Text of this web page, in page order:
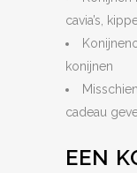
cavia’s,
konijnen
cadeau
EEN